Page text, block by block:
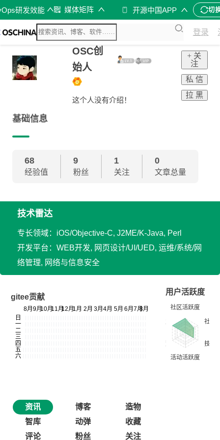
研发效能 媒体矩阵 开源中国APP 切
登录
OSC创
始人
这个人没有介绍！
+ 关
注
私 信
拉 黑
基础信息
68
经验值
9
粉丝
1
关注
0
文章总量
技术雷达
专长领域：iOS/Objective-C, J2ME/K-Java, Perl
开发平台：WEB开发, 网页设计/UI/UED, 运维/系统/网
络管理, 网络与信息安全
gitee贡献
用户活跃度
资讯 博客
造物
智库
动弹
收藏
评论
粉丝 关注